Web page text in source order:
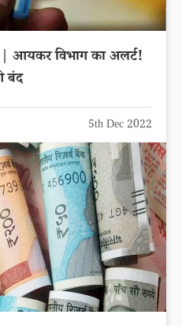
विभाग का अलर्ट!
बंद
5th Dec 2022